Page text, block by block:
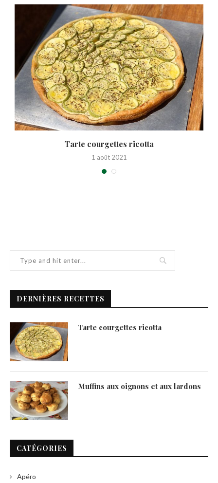
Tarte courgettes ricotta
1 août 2021
DERNIÈRES RECETTES
Tarte courgettes ricotta
Muffins aux oignons et aux lardons
CATÉGORIES
Apéro